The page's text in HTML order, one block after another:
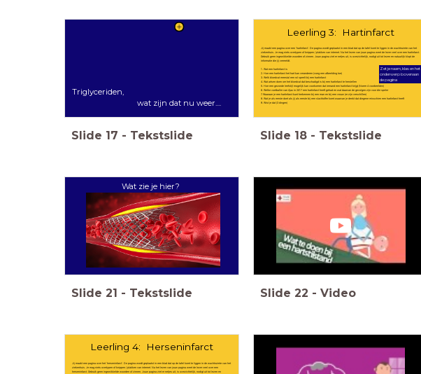
Triglyceriden,
wat zijn dat nu weer....
Slide 17 - Tekstslide
Leerling 3: Hartinfarct
Jij maakt een pagina over een 'hartinfarct'. De pagina wordt geplaatst in een blad dat op de tafel komt te liggen in de wachtruimte van het
ziekenhuis. Je mag niets overtypen of knippen / plakken van internet. Na het lezen van jouw pagina weet de lezer veel over een hartinfarct.
Gebruik geen ingewikkelde woorden of zinnen. Jouw pagina ziet er netjes uit, is overzichtelijk, nodigt uit tot lezen en natuurlijk klopt de
informatie die jij vermeldt.
1. Wat een hartinfarct is
2. Hoe een hartinfarct het hart kan veranderen (voeg een afbeelding toe)
3. Welk bloedvat meestal een rol speelt bij een hartinfarct
4. Wat artsen doen om het bloedvat dat beschadigd is bij een hartinfarct te herstellen
5. Hoe een gezonde leefstijl mogelijk kan voorkomen dat iemand een hartinfarct krijgt (Noem 4 voorbeelden)
6. Welke voetballer van Ajax in 2017 een hartinfarct heeft gehad en wat daarvan de gevolgen zijn voor die speler
7. Waaraan je een hartinfarct kunt herkennen bij een man en bij een vrouw (er zijn verschillen)
8. Wat je als eerste doet als jij als eerste bij een slachtoffer komt waarvan je denkt dat diegene misschien een hartinfarct heeft
9. Wist je dat (3 dingen)
Zet je naam, klas en het
onderwerp bovenaan
de pagina
Slide 18 - Tekstslide
Wat zie je hier?
Slide 21 - Tekstslide Slide 22 - Video
Leerling 4: Herseninfarct
Jij maakt een pagina over het 'herseninfarct'. De pagina wordt geplaatst in een blad dat op de tafel komt te liggen in de wachtruimte van het
ziekenhuis. Je mag niets overtypen of knippen / plakken van internet. Na het lezen van jouw pagina weet de lezer veel over een
herseninfarct. Gebruik geen ingewikkelde woorden of zinnen. Jouw pagina ziet er netjes uit, is overzichtelijk, nodigt uit tot lezen en